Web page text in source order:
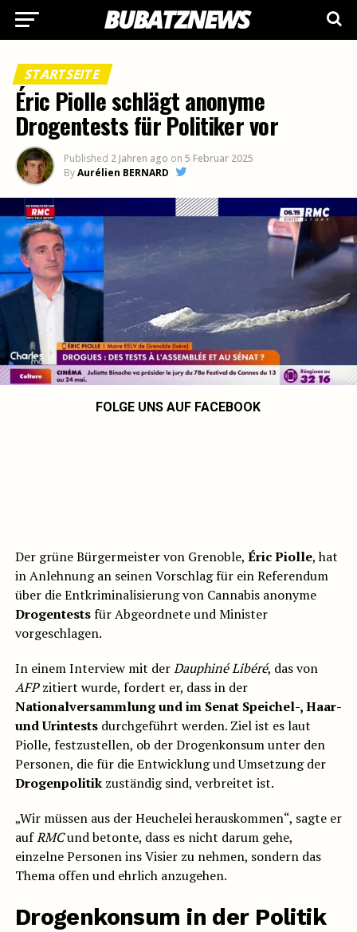
STARTSEITE
Éric Piolle schlägt anonyme
Drogentests für Politiker vor
Published 2 Jahren ago on 5 Februar 2025
ByAurélien BERNARD
FOLGE UNS AUF FACEBOOK
Der grüne Bürgermeister von Grenoble, Éric Piolle, hat
in Anlehnung an seinen Vorschlag für ein Referendum
über die Entkriminalisierung von Cannabis anonyme
Drogentestsfür Abgeordnete und Minister
vorgeschlagen.
In einem Interview mit derDauphiné Libéré, das von
AFPzitiert wurde, fordert er, dass in der
Nationalversammlung und im Senat Speichel-, Haar-
und Urintestsdurchgeführt werden. Ziel ist es laut
Piolle, festzustellen, ob der Drogenkonsum unter den
Personen, die für die Entwicklung und Umsetzung der
Drogenpolitikzuständig sind, verbreitet ist.
„Wir müssen aus der Heuchelei herauskommen“, sagte er
aufRMCund betonte, dass es nicht darum gehe,
einzelne Personen ins Visier zu nehmen, sondern das
Thema offen und ehrlich anzugehen.
Drogenkonsum in der Politik